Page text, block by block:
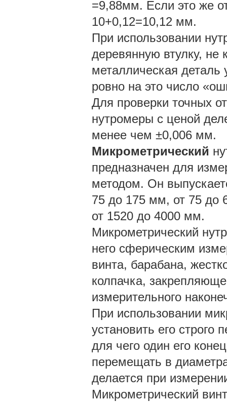
=9,88мм. Если это же
10+0,12=10,12 мм.
При использовании
деревянную втулку, не
металлическая деталь
ровно на это число
Для проверки точных
нутромеры с ценой
менее чем ±0,006 мм.
Микрометрический
предназначен для
методом. Он
75 до 175 мм, от 75 до
от 1520 до 4000 мм.
Микрометрический
него сферическим
винта, барабана,
колпачка,
измерительного
При использовании
установить его строго
для чего один его
перемещать в
делается при
Микрометрический